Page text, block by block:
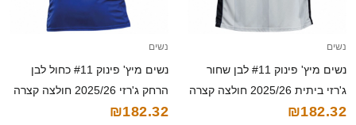
נשים
נשים מיץ' פינוק #11 לבן שחור
ג'רזי ביתית 2025/26 חולצה קצרה
₪182.32
נשים
נשים מיץ' פינוק #11 כחול לבן
הרחק ג'רזי 2025/26 חולצה קצרה
₪182.32